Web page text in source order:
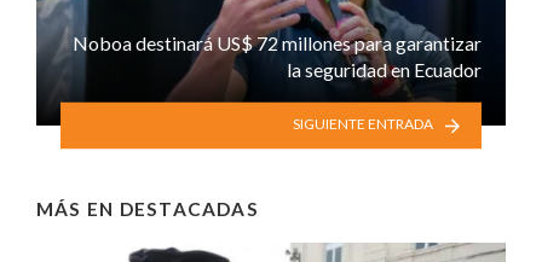
Noboa destinará US$ 72 millones para garantizar
la seguridad en Ecuador
SIGUIENTE ENTRADA
MÁS EN DESTACADAS